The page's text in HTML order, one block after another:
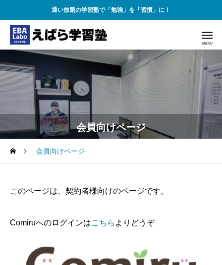
通い放題の学習塾で「勉強」を「習慣」に！
会員向けページ
会員向けページ
このページは、契約者様向けのページです。
Comiruへのログインはこちら よりどうぞ